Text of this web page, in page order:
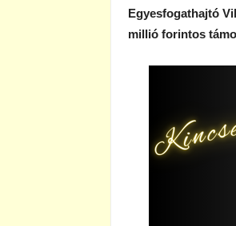
Egyesfogathajtó
millió forintos